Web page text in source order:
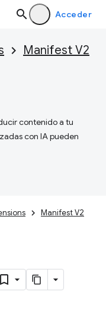
Acceder
Manifest V2
contenido a tu
con IA pueden
Manifest V2